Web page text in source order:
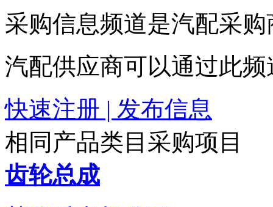
采购信息频道是汽配采
汽配供应商可以通过此
快速注册 | 发布信息
相同产品类目采购项目
齿轮总成